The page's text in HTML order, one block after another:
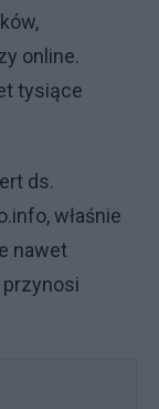
online.
tysiące
ds.
właśnie
nawet